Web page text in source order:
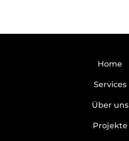
Home
Services
Über uns
Projekte